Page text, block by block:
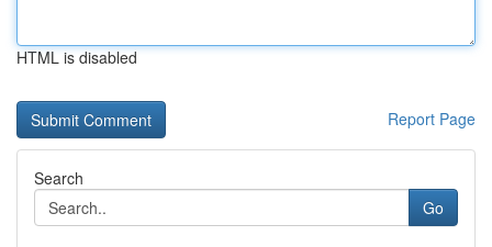
HTML is disabled
Report Page
Search
Go